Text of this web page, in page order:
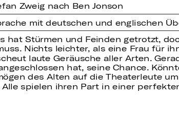
Zweig nach Ben Jonson
mit deutschen und englischen
hat Stürmen und Feinden getrotzt,
Nichts leichter, als eine Frau für
laute Geräusche aller Arten.
hat, seine Chance.
des Alten auf die Theaterleute
spielen ihren Part in einer